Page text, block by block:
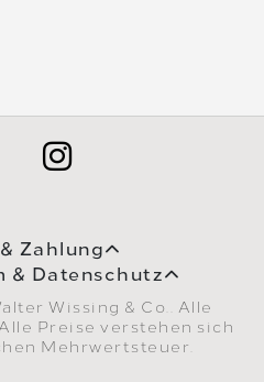
Zahlung
& Datenschutz
Wissing & Co.. Alle
Alle Preise verstehen sich
Mehrwertsteuer.